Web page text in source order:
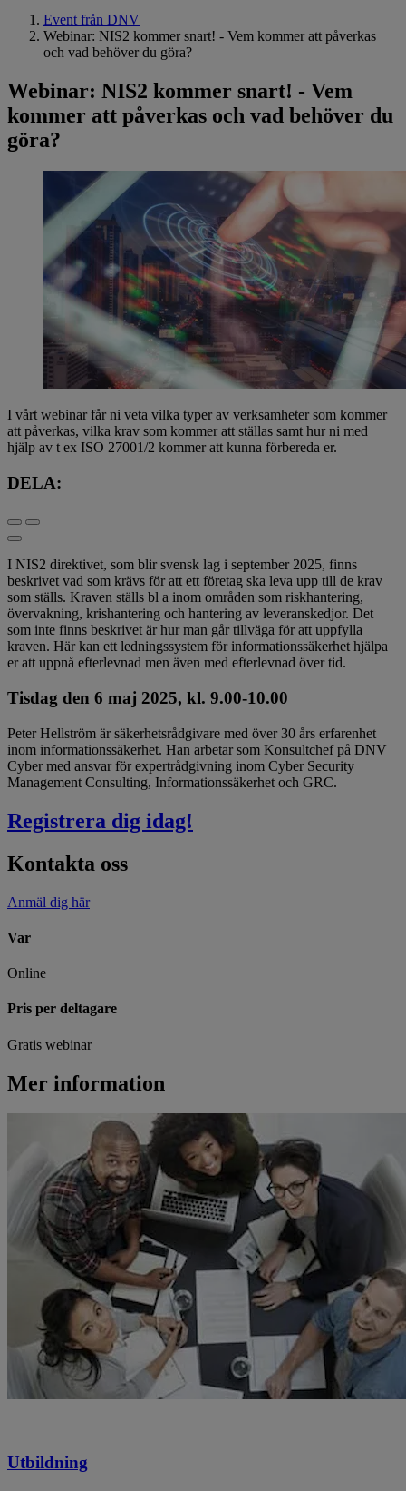
Event från DNV
Webinar: NIS2 kommer snart! - Vem kommer att påverkas
och vad behöver du göra?
Webinar: NIS2 kommer snart! - Vem
kommer att påverkas och vad behöver du
göra?
I vårt webinar får ni veta vilka typer av verksamheter som kommer
att påverkas, vilka krav som kommer att ställas samt hur ni med
hjälp av t ex ISO 27001/2 kommer att kunna förbereda er.
DELA:
I NIS2 direktivet, som blir svensk lag i september 2025, finns
beskrivet vad som krävs för att ett företag ska leva upp till de krav
som ställs. Kraven ställs bl a inom områden som riskhantering,
övervakning, krishantering och hantering av leveranskedjor. Det
som inte finns beskrivet är hur man går tillväga för att uppfylla
kraven. Här kan ett ledningssystem för informationssäkerhet hjälpa
er att uppnå efterlevnad men även med efterlevnad över tid.
Tisdag den 6 maj 2025, kl. 9.00-10.00
Peter Hellström är säkerhetsrådgivare med över 30 års erfarenhet
inom informationssäkerhet. Han arbetar som Konsultchef på DNV
Cyber med ansvar för expertrådgivning inom Cyber Security
Management Consulting, Informationssäkerhet och GRC.
Registrera dig idag!
Kontakta oss
Anmäl dig här
Var
Online
Pris per deltagare
Gratis webinar
Mer information
Utbildning